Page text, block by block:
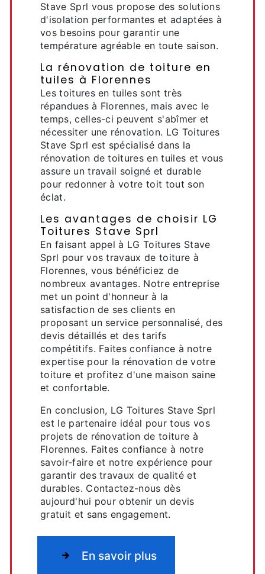
Stave Sprl vous propose des solutions
d'isolation performantes et adaptées à
vos besoins pour garantir une
température agréable en toute saison.
La rénovation de toiture en
tuiles à Florennes
Les toitures en tuiles sont très
répandues à Florennes, mais avec le
temps, celles-ci peuvent s'abîmer et
nécessiter une rénovation. LG Toitures
Stave Sprl est spécialisé dans la
rénovation de toitures en tuiles et vous
assure un travail soigné et durable
pour redonner à votre toit tout son
éclat.
Les avantages de choisir LG
Toitures Stave Sprl
En faisant appel à LG Toitures Stave
Sprl pour vos travaux de toiture à
Florennes, vous bénéficiez de
nombreux avantages. Notre entreprise
met un point d'honneur à la
satisfaction de ses clients en
proposant un service personnalisé, des
devis détaillés et des tarifs
compétitifs. Faites confiance à notre
expertise pour la rénovation de votre
toiture et profitez d'une maison saine
et confortable.
En conclusion, LG Toitures Stave Sprl
est le partenaire idéal pour tous vos
projets de rénovation de toiture à
Florennes. Faites confiance à notre
savoir-faire et notre expérience pour
garantir des travaux de qualité et
durables. Contactez-nous dès
aujourd'hui pour obtenir un devis
gratuit et sans engagement.
En savoir plus